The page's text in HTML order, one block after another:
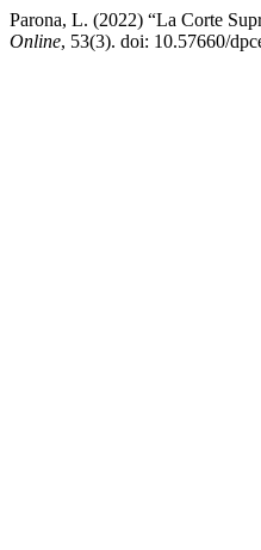
Parona, L. (2022) “La Corte
Online, 53(3). doi: 10.57660/